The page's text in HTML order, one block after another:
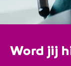
Word jij